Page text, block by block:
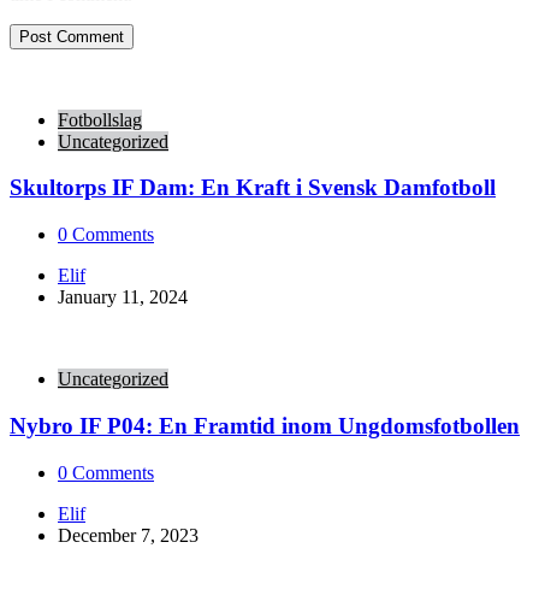
Fotbollslag
Uncategorized
Skultorps IF Dam: En Kraft i Svensk Damfotboll
0 Comments
Posted
by
Elif
January 11, 2024
Uncategorized
Nybro IF P04: En Framtid inom Ungdomsfotbollen
0 Comments
Posted
by
Elif
December 7, 2023